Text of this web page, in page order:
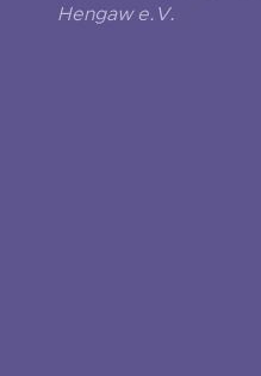
Hengaw e.V.